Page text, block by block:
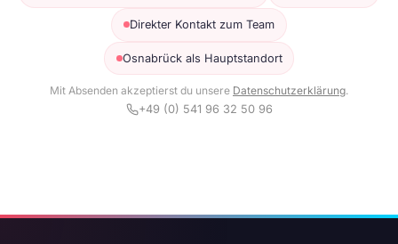
Direkter Kontakt zum Team
Osnabrück als Hauptstandort
Mit Absenden akzeptierst du unsere Datenschutzerklärung.
+49 (0) 541 96 32 50 96